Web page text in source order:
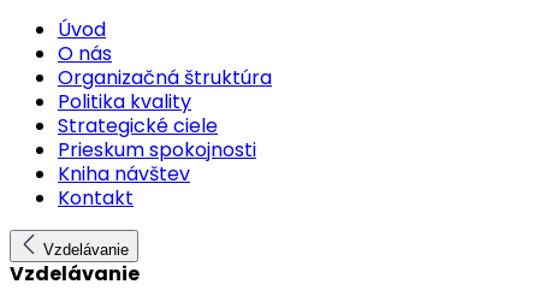
Úvod
O nás
Organizačná štruktúra
Politika kvality
Strategické ciele
Prieskum spokojnosti
Kniha návštev
Kontakt
Vzdelávanie
Vzdelávanie